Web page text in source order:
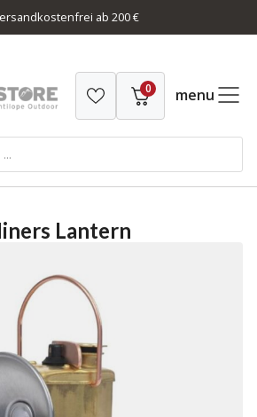
ab 200 €
0 menu
Lantern